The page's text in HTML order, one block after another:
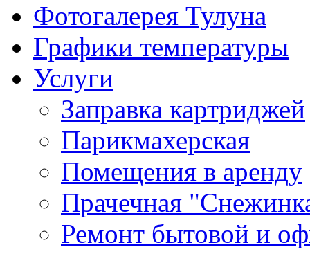
Фотогалерея Тулуна
Графики температуры
Услуги
Заправка картриджей
Парикмахерская
Помещения в аренду
Прачечная
Ремонт бытовой и